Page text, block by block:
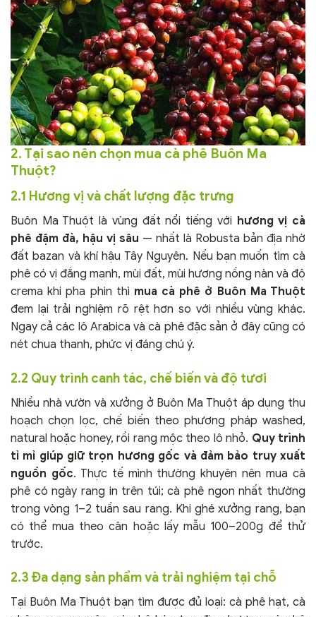
2. Tại sao nên chọn mua cà phê Buôn Ma
Thuột?
2.1 Hương vị và chất lượng đặc trưng
Buôn Ma Thuột là vùng đất nổi tiếng với hương vị cà
phê đậm đà, hậu vị sâu — nhất là Robusta bản địa nhờ
đất bazan và khí hậu Tây Nguyên. Nếu bạn muốn tìm cà
phê có vị đắng mạnh, mùi đất, mùi hương nồng nàn và độ
crema khi pha phin thì mua cà phê ở Buôn Ma Thuột
đem lại trải nghiệm rõ rệt hơn so với nhiều vùng khác.
Ngay cả các lô Arabica và cà phê đặc sản ở đây cũng có
nét chua thanh, phức vị đáng chú ý.
2.2 Quy trình canh tác, chế biến và độ tươi
Nhiều nhà vườn và xưởng ở Buôn Ma Thuột áp dụng thu
hoạch chọn lọc, chế biến theo phương pháp washed,
natural hoặc honey, rồi rang mộc theo lô nhỏ. Quy trình
tỉ mỉ giúp giữ trọn hương gốc và đảm bảo truy xuất
nguồn gốc. Thực tế mình thường khuyên nên mua cà
phê có ngày rang in trên túi; cà phê ngon nhất thường
trong vòng 1–2 tuần sau rang. Khi ghé xưởng rang, bạn
có thể mua theo cân hoặc lấy mẫu 100–200g để thử
trước.
2.3 Đa dạng sản phẩm và trải nghiệm tại chỗ
Tại Buôn Ma Thuột bạn tìm được đủ loại: cà phê hạt, cà